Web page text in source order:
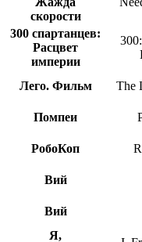
скорости
300 спартанцев:
Расцвет
империи
Лего. Фильм
The
Помпеи
РобоКоп
Вий
Вий
Я,